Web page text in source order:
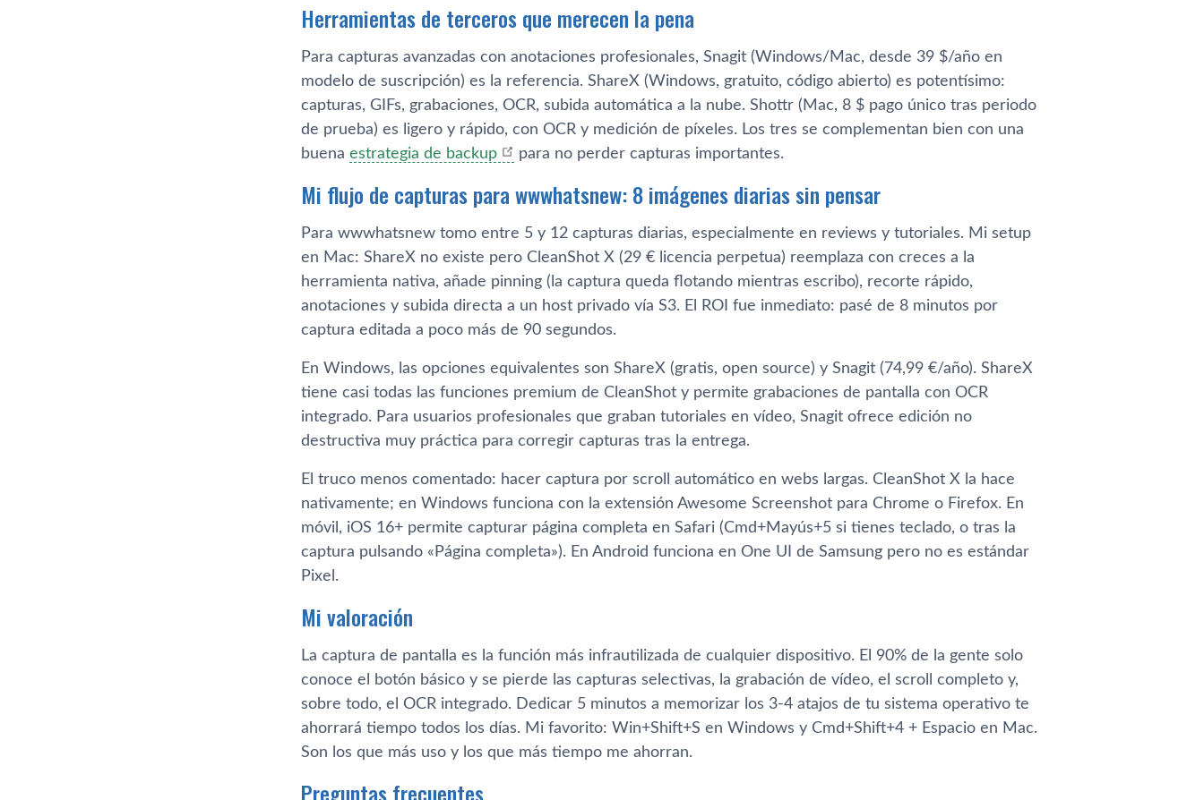
Herramientas de terceros que merecen la pena
Para capturas avanzadas con anotaciones profesionales, Snagit (Windows/Mac, desde 39 $/año en
modelo de suscripción) es la referencia. ShareX (Windows, gratuito, código abierto) es potentísimo:
capturas, GIFs, grabaciones, OCR, subida automática a la nube. Shottr (Mac, 8 $ pago único tras periodo
de prueba) es ligero y rápido, con OCR y medición de píxeles. Los tres se complementan bien con una
buena estrategia de backup para no perder capturas importantes.
Mi flujo de capturas para wwwhatsnew: 8 imágenes diarias sin pensar
Para wwwhatsnew tomo entre 5 y 12 capturas diarias, especialmente en reviews y tutoriales. Mi setup
en Mac: ShareX no existe pero CleanShot X (29 € licencia perpetua) reemplaza con creces a la
herramienta nativa, añade pinning (la captura queda flotando mientras escribo), recorte rápido,
anotaciones y subida directa a un host privado vía S3. El ROI fue inmediato: pasé de 8 minutos por
captura editada a poco más de 90 segundos.
En Windows, las opciones equivalentes son ShareX (gratis, open source) y Snagit (74,99 €/año). ShareX
tiene casi todas las funciones premium de CleanShot y permite grabaciones de pantalla con OCR
integrado. Para usuarios profesionales que graban tutoriales en vídeo, Snagit ofrece edición no
destructiva muy práctica para corregir capturas tras la entrega.
El truco menos comentado: hacer captura por scroll automático en webs largas. CleanShot X la hace
nativamente; en Windows funciona con la extensión Awesome Screenshot para Chrome o Firefox. En
móvil, iOS 16+ permite capturar página completa en Safari (Cmd+Mayús+5 si tienes teclado, o tras la
captura pulsando «Página completa»). En Android funciona en One UI de Samsung pero no es estándar
Pixel.
Mi valoración
La captura de pantalla es la función más infrautilizada de cualquier dispositivo. El 90% de la gente solo
conoce el botón básico y se pierde las capturas selectivas, la grabación de vídeo, el scroll completo y,
sobre todo, el OCR integrado. Dedicar 5 minutos a memorizar los 3-4 atajos de tu sistema operativo te
ahorrará tiempo todos los días. Mi favorito: Win+Shift+S en Windows y Cmd+Shift+4 + Espacio en Mac.
Son los que más uso y los que más tiempo me ahorran.
Preguntas frecuentes